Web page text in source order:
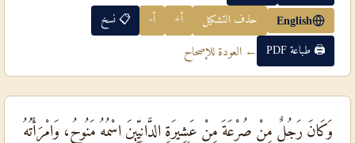
English حذف التشكيل أ+ أ- 📋 نسخ
🖨 طباعة PDF ← العودة للإصحاح
وَكَانَ رَجُلٌ مِنْ صُرْعَةَ مِنْ عَشِيرَةِ الدَّانِيِّينَ اسْمُهُ مَنُوحُ، وَامْرَأَتُهُ